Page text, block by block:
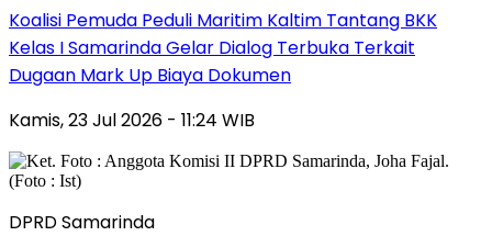
Koalisi Pemuda Peduli Maritim Kaltim Tantang BKK
Kelas I Samarinda Gelar Dialog Terbuka Terkait
Dugaan Mark Up Biaya Dokumen
Kamis, 23 Jul 2026 - 11:24 WIB
DPRD Samarinda